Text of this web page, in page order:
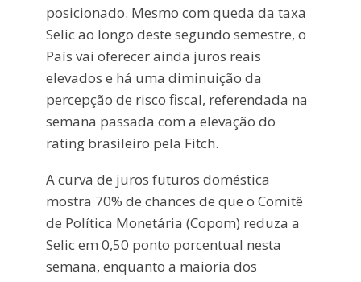
posicionado. Mesmo com queda da taxa
Selic ao longo deste segundo semestre, o
País vai oferecer ainda juros reais
elevados e há uma diminuição da
percepção de risco fiscal, referendada na
semana passada com a elevação do
rating brasileiro pela Fitch.
A curva de juros futuros doméstica
mostra 70% de chances de que o Comitê
de Política Monetária (Copom) reduza a
Selic em 0,50 ponto porcentual nesta
semana, enquanto a maioria dos